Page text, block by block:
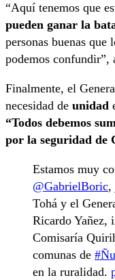
“Aquí tenemos que
pueden ganar la
personas buenas que
podemos confundir”,
Finalmente, el
necesidad de unidad
“Todos debemos
por la seguridad de
Estamos muy
@GabrielBoric,
Tohá y el
Ricardo Yañez,
Comisaría
comunas de
en la ruralidad.